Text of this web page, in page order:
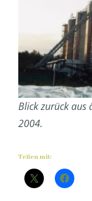
Blick zurück aus
2004.
Teilen mit: